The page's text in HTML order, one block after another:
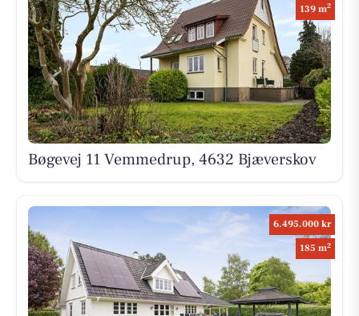
139 m2
Bøgevej 11 Vemmedrup, 4632 Bjæverskov
6.495.000 kr
185 m2